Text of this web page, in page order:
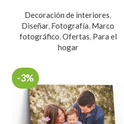
Decoración de interiores,
Diseñar, Fotografía, Marco
fotográfico,Ofertas, Para el
hogar
-3%